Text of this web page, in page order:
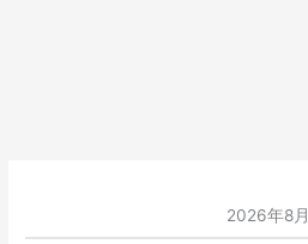
2026年8月